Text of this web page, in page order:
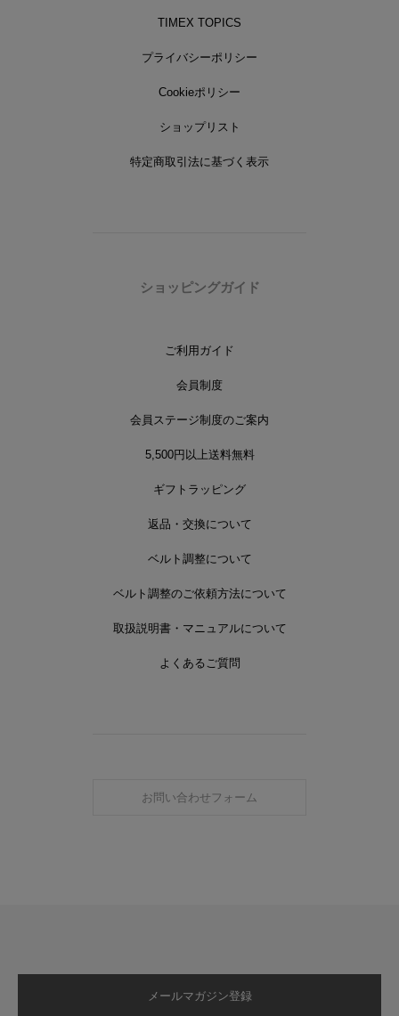
TIMEX TOPICS
プライバシーポリシー
Cookieポリシー
ショップリスト
特定商取引法に基づく表示
ショッピングガイド
ご利用ガイド
会員制度
会員ステージ制度のご案内
5,500円以上送料無料
ギフトラッピング
返品・交換について
ベルト調整について
ベルト調整のご依頼方法について
取扱説明書・マニュアルについて
よくあるご質問
お問い合わせフォーム
メールマガジン登録